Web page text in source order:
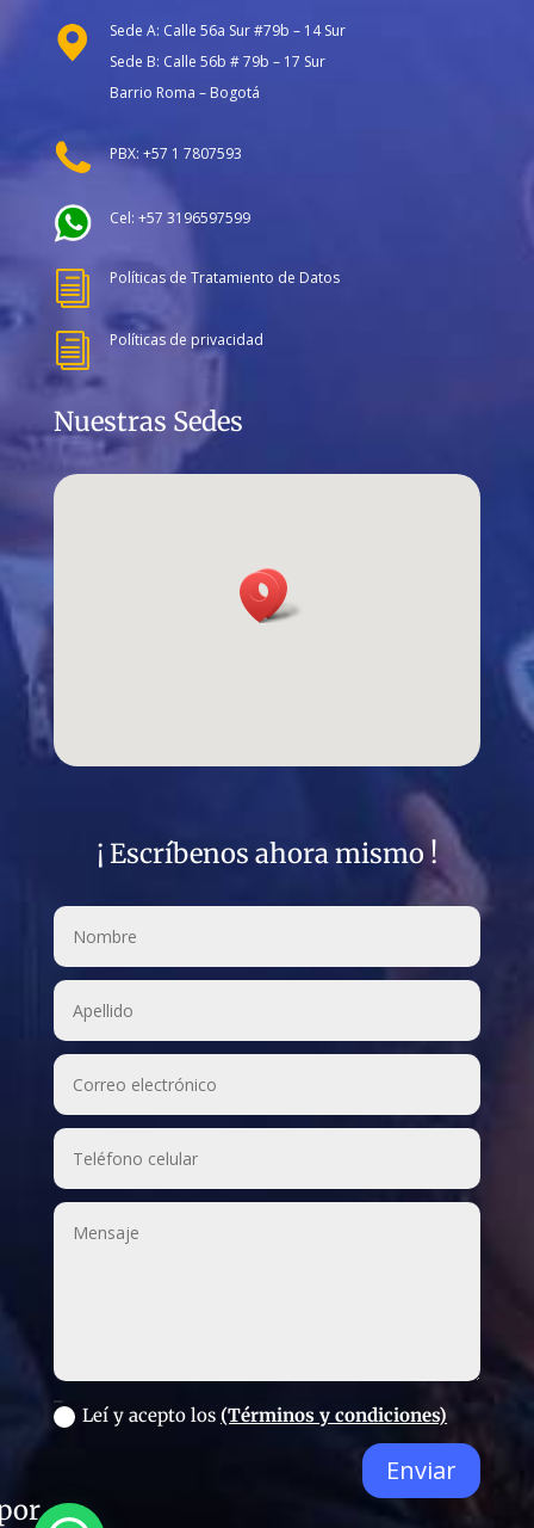
Sede A: Calle 56a Sur #79b – 14 Sur
Sede B: Calle 56b # 79b – 17 Sur
Barrio Roma – Bogotá
PBX: +57 1 7807593
Cel: +57 3196597599
i Políticas de Tratamiento de Datos
i Políticas de privacidad
Nuestras Sedes
¡ Escríbenos ahora mismo !
Leí y acepto los(Términos y condiciones)
Enviar